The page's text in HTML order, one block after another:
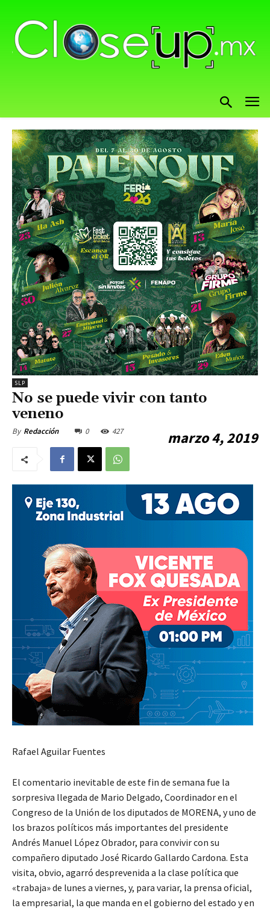
SLP
No se puede vivir con tanto
veneno
By Redacción marzo 4, 2019
0 427
Rafael Aguilar Fuentes
El comentario inevitable de este fin de semana fue la
sorpresiva llegada de Mario Delgado, Coordinador en el
Congreso de la Unión de los diputados de MORENA, y uno de
los brazos políticos más importantes del presidente
Andrés Manuel López Obrador, para convivir con su
compañero diputado José Ricardo Gallardo Cardona. Esta
visita, obvio, agarró desprevenida a la clase política que
«trabaja» de lunes a viernes, y, para variar, la prensa oficial,
la empresarial, la que manda en el gobierno del estado y en